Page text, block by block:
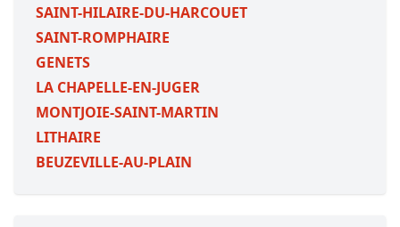
SAINT-HILAIRE-DU-HARCOUET
SAINT-ROMPHAIRE
GENETS
LA CHAPELLE-EN-JUGER
MONTJOIE-SAINT-MARTIN
LITHAIRE
BEUZEVILLE-AU-PLAIN